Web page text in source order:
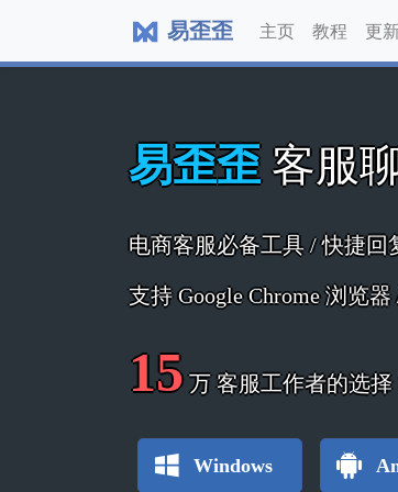
易歪歪 主页 教程 更
易歪歪 客服
电商客服必备工具 / 快捷回
支持 Google Chrome 浏览
15 万客服工作者的选择
Windows